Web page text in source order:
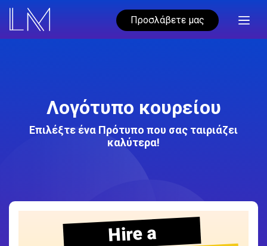
Προσλάβετε μας
Λογότυπο κουρείου
Επιλέξτε ένα Πρότυπο που σας ταιριάζει
καλύτερα!
Hire a